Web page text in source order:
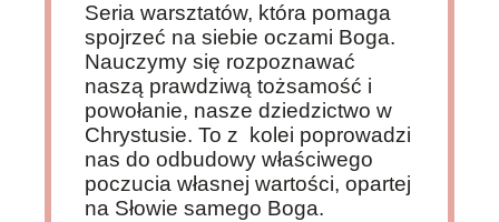
Seria warsztatów, która pomaga
spojrzeć na siebie oczami Boga.
Nauczymy się rozpoznawać
naszą prawdziwą tożsamość i
powołanie, nasze dziedzictwo w
Chrystusie. To z kolei poprowadzi
nas do odbudowy właściwego
poczucia własnej wartości, opartej
na Słowie samego Boga.